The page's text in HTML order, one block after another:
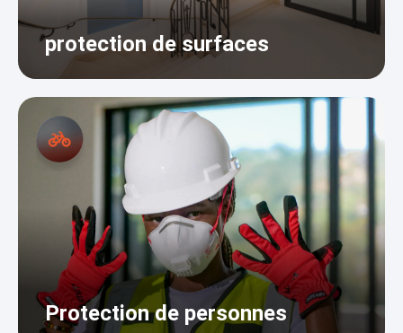
protection de surfaces
Protection de personnes